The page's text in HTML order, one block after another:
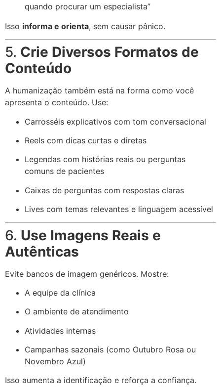
quando procurar um especialista”
Isso informa e orienta, sem causar pânico.
5. Crie Diversos Formatos de
Conteúdo
A humanização também está na forma como você
apresenta o conteúdo. Use:
Carrosséis explicativos com tom conversacional
Reels com dicas curtas e diretas
Legendas com histórias reais ou perguntas
comuns de pacientes
Caixas de perguntas com respostas claras
Lives com temas relevantes e linguagem acessível
6. Use Imagens Reais e
Autênticas
Evite bancos de imagem genéricos. Mostre:
A equipe da clínica
O ambiente de atendimento
Atividades internas
Campanhas sazonais (como Outubro Rosa ou
Novembro Azul)
Isso aumenta a identificação e reforça a confiança.